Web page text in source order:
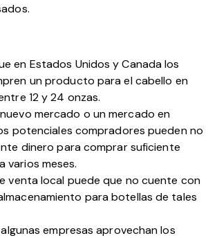
en Estados Unidos y Canada los
un producto para el cabello en
12 y 24 onzas.
mercado o un mercado en
potenciales compradores pueden no
dinero para comprar suficiente
varios meses.
venta local puede que no cuente con
para botellas de tales
empresas aprovechan los